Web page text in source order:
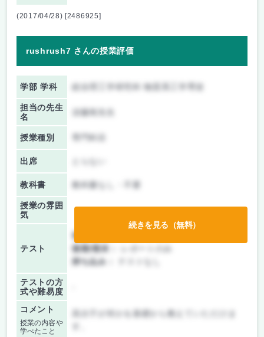
(2017/04/28) [2486925]
rushrush7 さんの授業評価
学部 学科 総合理工学研究科 物質系工学専攻
担当の先生
名
須藤篤先生
授業種別
出席
教科書 教科書なし・不要
授業の雰囲
気
テスト
前期/中間：
後期/期末：
持ち込み：
テストの方
式や難易度
コメント
授業の内容や
学べたこと
続きを見る（無料）